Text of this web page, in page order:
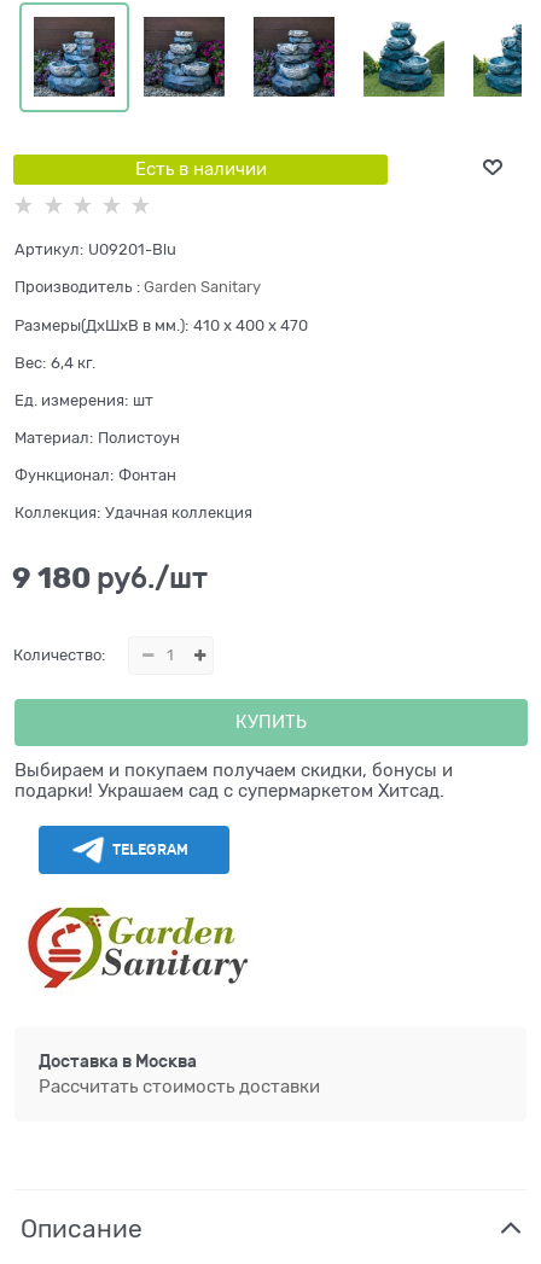
Есть в наличии
Артикул: U09201-Blu
Производитель : Garden Sanitary
Размеры(ДхШхВ в мм.): 410 x 400 x 470
Вес: 6,4 кг.
Ед. измерения: шт
Материал: Полистоун
Функционал: Фонтан
Коллекция: Удачная коллекция
9 180 руб./шт
Количество:
КУПИТЬ
Выбираем и покупаем получаем скидки, бонусы и
подарки! Украшаем сад с супермаркетом Хитсад.
TELEGRAM
Доставка в Москва
Рассчитать стоимость доставки
Описание